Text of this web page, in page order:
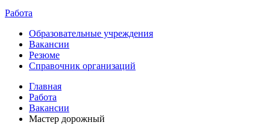
Работа
Образовательные учреждения
Вакансии
Резюме
Справочник организаций
Главная
Работа
Вакансии
Мастер дорожный